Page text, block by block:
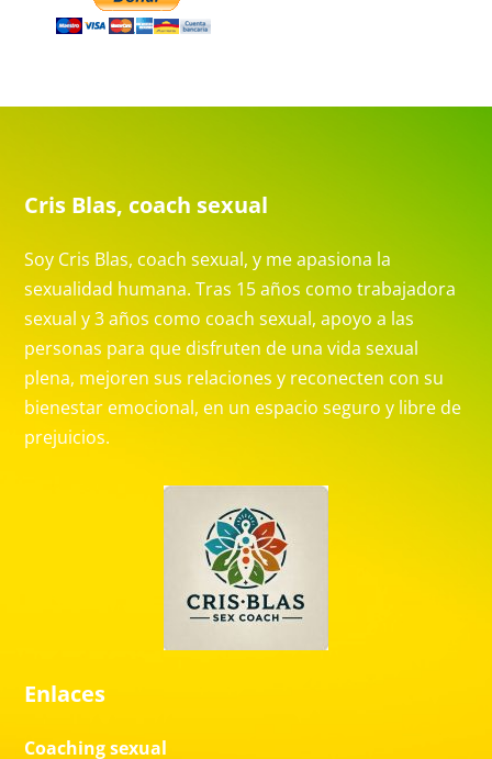
Cris Blas, coach sexual
Soy Cris Blas, coach sexual, y me apasiona la
sexualidad humana. Tras 15 años como trabajadora
sexual y 3 años como coach sexual, apoyo a las
personas para que disfruten de una vida sexual
plena, mejoren sus relaciones y reconecten con su
bienestar emocional, en un espacio seguro y libre de
prejuicios.
Enlaces
Coaching sexual